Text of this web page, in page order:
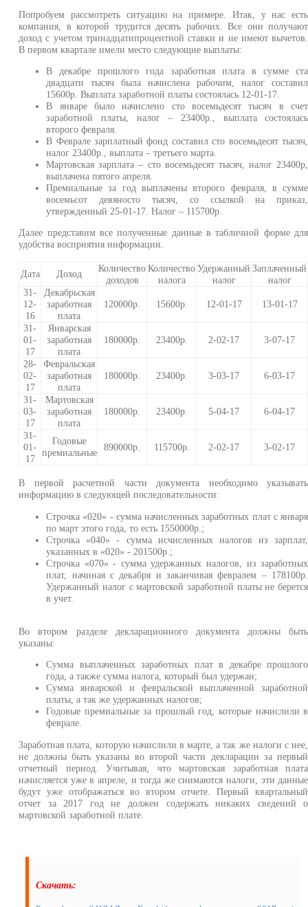
Попробуем рассмотреть ситуацию на примере. Итак, у нас есть
компания, в которой трудится десять рабочих. Все они получают
доход с учетом тринадцатипроцентной ставки и не имеют вычетов.
В первом квартале имели место следующие выплаты:
В декабре прошлого года заработная плата в сумме ста
двадцати тысяч была начислена рабочим, налог составил
15600р. Выплата заработной платы состоялась 12-01-17.
В январе было начислено сто восемьдесят тысяч в счет
заработной платы, налог – 23400р., выплата состоялась
второго февраля.
В Феврале зарплатный фонд составил сто восемьдесят тысяч,
налог 23400р., выплата – третьего марта.
Мартовская зарплата – сто восемьдесят тысяч, налог 23400р,
выплачена пятого апреля.
Премиальные за год выплачены второго февраля, в сумме
восемьсот девяносто тысяч, со ссылкой на приказ,
утвержденный 25-01-17. Налог – 115700р.
Далее представим все полученные данные в табличной форме для
удобства восприятия информации.
Дата Доход
Количество
доходов
Количество
налога
Удержанный
налог
Заплаченный
налог
31-
12-
16
Декабрьская
заработная
плата
120000р. 15600р. 12-01-17 13-01-17
31-
01-
17
Январская
заработная
плата
180000р. 23400р. 2-02-17 3-07-17
28-
02-
17
Февральская
заработная
плата
180000р. 23400р. 3-03-17 6-03-17
31-
03-
17
Мартовская
заработная
плата
180000р. 23400р. 5-04-17 6-04-17
31-
01-
17
Годовые
премиальные
890000р. 115700р. 2-02-17 3-02-17
В первой расчетной части документа необходимо указывать
информацию в следующей последовательности:
Строчка «020» - сумма начисленных заработных плат с января
по март этого года, то есть 1550000р.;
Строчка «040» - сумма исчисленных налогов из зарплат,
указанных в «020» - 201500р.;
Строчка «070» - сумма удержанных налогов, из заработных
плат, начиная с декабря и заканчивая февралем – 178100р.
Удержанный налог с мартовской заработной платы не берется
в учет.
Во втором разделе декларационного документа должны быть
указаны:
Сумма выплаченных заработных плат в декабре прошлого
года, а также сумма налога, который был удержан;
Сумма январской и февральской выплаченной заработной
платы, а так же удержанных налогов;
Годовые премиальные за прошлый год, которые начислили в
феврале.
Заработная плата, которую начислили в марте, а так же налоги с нее,
не должны быть указаны во второй части декларации за первый
отчетный период. Учитывая, что мартовская заработная плата
начисляется уже в апреле, и тогда же снимаются налоги, эти данные
будут уже отображаться во втором отчете. Первый квартальный
отчет за 2017 год не должен содержать никаких сведений о
мартовской заработной плате.
Скачать: